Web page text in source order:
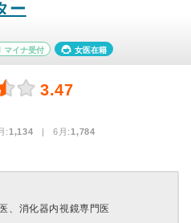
ー
マイナ受付 女医在籍
3.47
:1,134 | 6月:1,784
、消化器内視鏡専門医